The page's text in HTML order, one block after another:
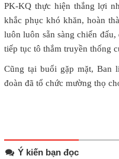
PK-KQ thực hiện thắng lợi
khắc phục khó khăn, hoàn
luôn luôn sẵn sàng chiến
tiếp tục tô thắm truyền thống
Cũng tại buổi gặp mặt, Ban
đoàn đã tổ chức mường thọ
Ý kiến bạn đọc